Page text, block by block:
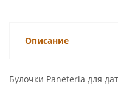
Описание
Булочки Paneteria для